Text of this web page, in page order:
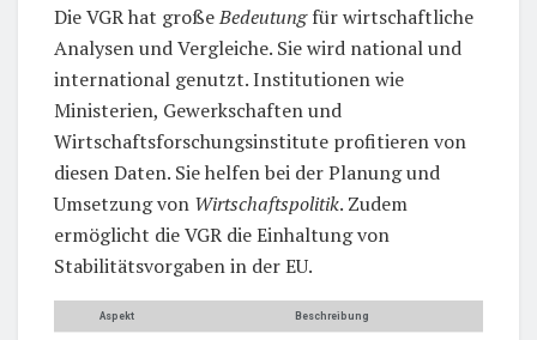
Die VGR hat großeBedeutungfür wirtschaftliche
Analysen und Vergleiche. Sie wird national und
international genutzt. Institutionen wie
Ministerien, Gewerkschaften und
Wirtschaftsforschungsinstitute profitieren von
diesen Daten. Sie helfen bei der Planung und
Umsetzung von Wirtschaftspolitik. Zudem
ermöglicht die VGR die Einhaltung von
Stabilitätsvorgaben in der EU.
Aspekt Beschreibung